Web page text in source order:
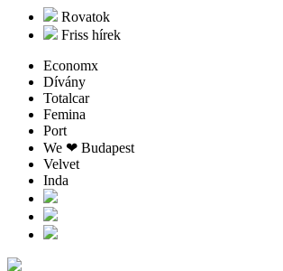
Rovatok
Friss hírek
Economx
Dívány
Totalcar
Femina
Port
We ❤︎ Budapest
Velvet
Inda